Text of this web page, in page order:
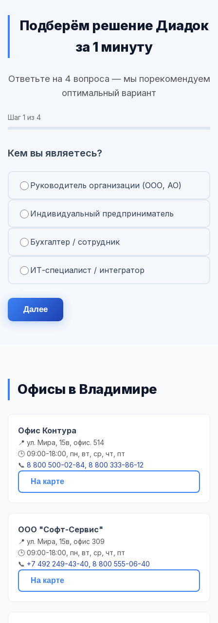
Подберём решение Диадок
за 1 минуту
Ответьте на 4 вопроса — мы порекомендуем
оптимальный вариант
Шаг 1 из 4
Кем вы являетесь?
Руководитель организации (ООО, АО)
Индивидуальный предприниматель
Бухгалтер / сотрудник
ИТ-специалист / интегратор
Далее
Офисы в Владимире
Офис Контура
📍 ул. Мира, 15в, офис. 514
🕒 09:00-18:00, пн, вт, ср, чт, пт
📞 8 800 500-02-84, 8 800 333-86-12
На карте
ООО "Софт-Сервис"
📍 ул. Мира, 15в, офис 309
🕒 09:00-18:00, пн, вт, ср, чт, пт
📞 +7 492 249-43-40, 8 800 555-06-40
На карте